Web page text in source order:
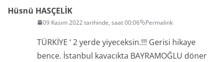
Hüsnü HASÇELİK
09 Kasım 2022 tarihinde, saat 00:06 Permalink
TÜRKİYE ‘ 2 yerde yiyeceksin.!!! Gerisi hikaye
bence. İstanbul kavacıkta BAYRAMOĞLU döner